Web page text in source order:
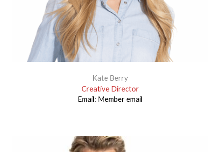
Kate Berry
Creative Director
Email: Member email